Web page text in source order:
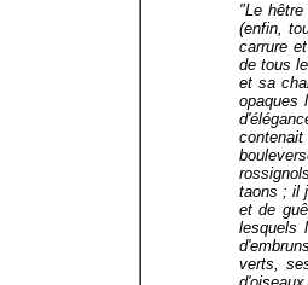
"Le
(enfin,
carrure
de tous
et sa
opaques
taons ; il
et de
lesquels
verts,